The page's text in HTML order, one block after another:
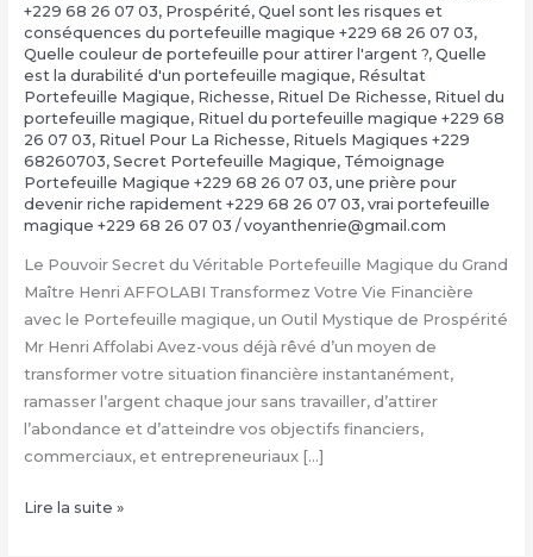
+229 68 26 07 03, Prospérité, Quel sont les risques et
conséquences du portefeuille magique +229 68 26 07 03,
Quelle couleur de portefeuille pour attirer l'argent ?, Quelle
est la durabilité d'un portefeuille magique, Résultat
Portefeuille Magique, Richesse, Rituel De Richesse, Rituel du
portefeuille magique, Rituel du portefeuille magique +229 68
26 07 03, Rituel Pour La Richesse, Rituels Magiques +229
68260703, Secret Portefeuille Magique, Témoignage
Portefeuille Magique +229 68 26 07 03, une prière pour
devenir riche rapidement +229 68 26 07 03, vrai portefeuille
magique +229 68 26 07 03 /voyanthenrie@gmail.com
Le Pouvoir Secret du Véritable Portefeuille Magique du Grand
Maître Henri AFFOLABI Transformez Votre Vie Financière
avec le Portefeuille magique, un Outil Mystique de Prospérité
Mr Henri Affolabi Avez-vous déjà rêvé d’un moyen de
transformer votre situation financière instantanément,
ramasser l’argent chaque jour sans travailler, d’attirer
l’abondance et d’atteindre vos objectifs financiers,
commerciaux, et entrepreneuriaux […]
Comment
Lire la suite »